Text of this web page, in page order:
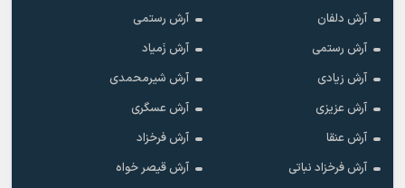
آرش دلفان
آرش رستمى
آرش رستمی
آرش زَمیاد
آرش زیادی
آرش شیرمحمدی
آرش عزیزی
آرش عسگری
آرش عنقا
آرش فرخزاد
آرش فرخزاد نباتی
آرش قیصر خواه